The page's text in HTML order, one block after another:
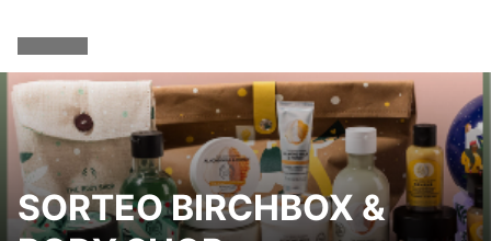
SORTEO BIRCHBOX &